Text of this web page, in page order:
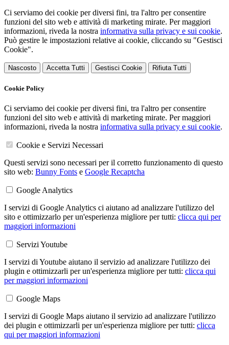
Ci serviamo dei cookie per diversi fini, tra l'altro per consentire
funzioni del sito web e attività di marketing mirate. Per maggiori
informazioni, riveda la nostra informativa sulla privacy e sui cookie.
Può gestire le impostazioni relative ai cookie, cliccando su "Gestisci
Cookie".
Nascosto Accetta Tutti Gestisci Cookie Rifiuta Tutti
Cookie Policy
Ci serviamo dei cookie per diversi fini, tra l'altro per consentire
funzioni del sito web e attività di marketing mirate. Per maggiori
informazioni, riveda la nostra informativa sulla privacy e sui cookie.
Cookie e Servizi Necessari
Questi servizi sono necessari per il corretto funzionamento di questo
sito web: Bunny Fonts e Google Recaptcha
Google Analytics
I servizi di Google Analytics ci aiutano ad analizzare l'utilizzo del
sito e ottimizzarlo per un'esperienza migliore per tutti: clicca qui per
maggiori informazioni
Servizi Youtube
I servizi di Youtube aiutano il servizio ad analizzare l'utilizzo dei
plugin e ottimizzarli per un'esperienza migliore per tutti: clicca qui
per maggiori informazioni
Google Maps
I servizi di Google Maps aiutano il servizio ad analizzare l'utilizzo
dei plugin e ottimizzarli per un'esperienza migliore per tutti: clicca
qui per maggiori informazioni